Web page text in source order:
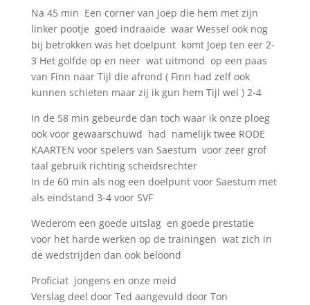
Na 45 min Een corner van Joep die hem met zijn
linker pootje goed indraaide waar Wessel ook nog
bij betrokken was het doelpunt komt Joep ten eer 2-
3 Het golfde op en neer wat uitmond op een paas
van Finn naar Tijl die afrond ( Finn had zelf ook
kunnen schieten maar zij ik gun hem Tijl wel ) 2-4
In de 58 min gebeurde dan toch waar ik onze ploeg
ook voor gewaarschuwd had namelijk twee RODE
KAARTEN voor spelers van Saestum voor zeer grof
taal gebruik richting scheidsrechter
In de 60 min als nog een doelpunt voor Saestum met
als eindstand 3-4 voor SVF
Wederom een goede uitslag en goede prestatie
voor het harde werken op de trainingen wat zich in
de wedstrijden dan ook beloond
Proficiat jongens en onze meid
Verslag deel door Ted aangevuld door Ton